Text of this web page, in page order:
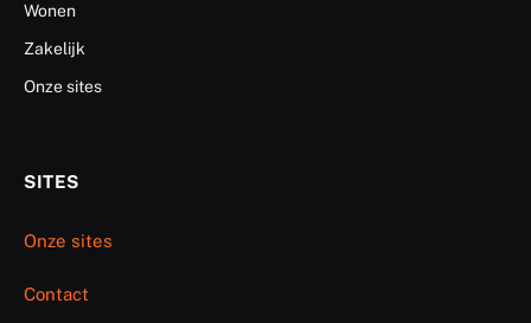
Wonen
Zakelijk
Onze sites
SITES
Onze sites
Contact